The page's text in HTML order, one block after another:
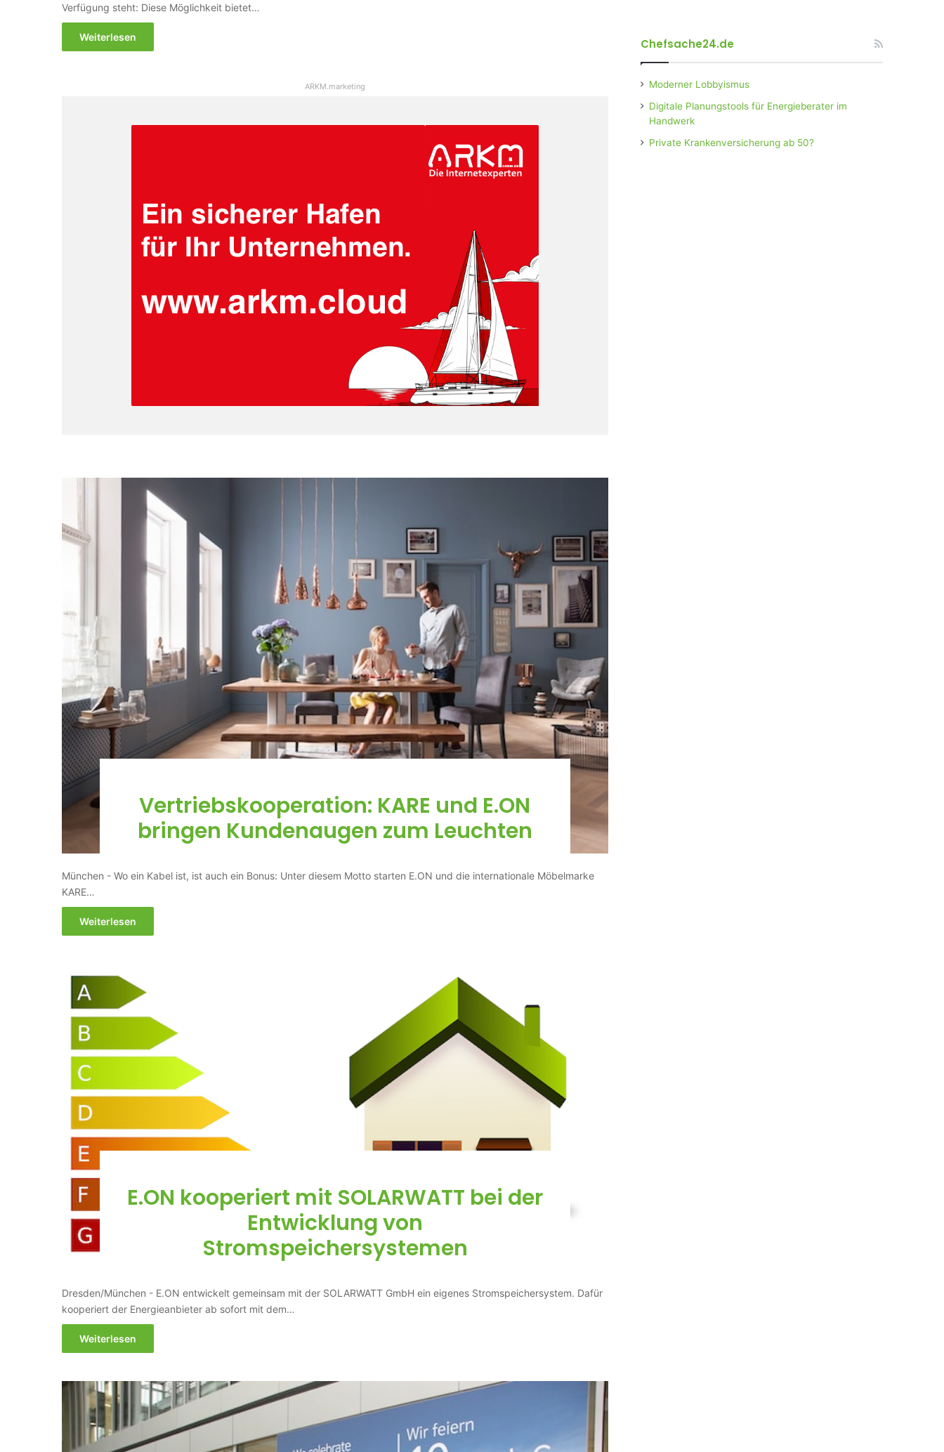
Verfügung steht: Diese Möglichkeit bietet…
Weiterlesen
ARKM.marketing
Vertriebskooperation: KARE und E.ON
bringen Kundenaugen zum Leuchten
München - Wo ein Kabel ist, ist auch ein Bonus: Unter diesem Motto starten E.ON und die internationale Möbelmarke
KARE…
Weiterlesen
E.ON kooperiert mit SOLARWATT bei der
Entwicklung von
Stromspeichersystemen
Dresden/München - E.ON entwickelt gemeinsam mit der SOLARWATT GmbH ein eigenes Stromspeichersystem. Dafür
kooperiert der Energieanbieter ab sofort mit dem…
Weiterlesen
Chefsache24.de
Moderner Lobbyismus
Digitale Planungstools für Energieberater im
Handwerk
Private Krankenversicherung ab 50?